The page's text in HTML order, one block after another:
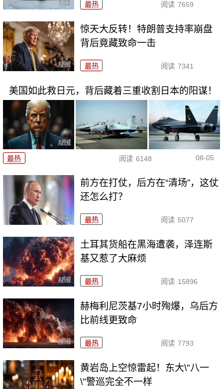
最热 阅读 7659
惊天大反转！特朗普支持率崩盘
背后竟藏致命一击
最热 阅读 7341
美国如此救日元，背后藏着三重收割日本的阳谋！
最热 阅读 6148 08-05
前方在打仗，后方在“清场”，这仗
还怎么打？
最热 阅读 5077
土耳其货船在黑海遭袭，泽连斯
基又惹了大麻烦
最热 阅读 15896
赫梅利尼茨基7小时殉爆，乌后方
比前线更致命
最热 阅读 7793
黄岩岛上空惊雷起！东大\"八一
\"警巡完全不一样